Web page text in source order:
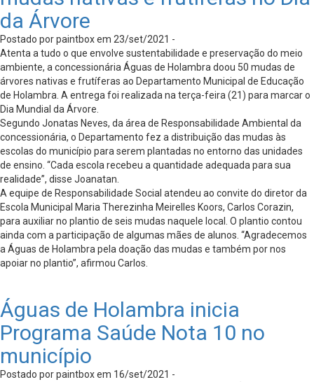
da Árvore
Postado por paintbox em 23/set/2021 -
Atenta a tudo o que envolve sustentabilidade e preservação do meio
ambiente, a concessionária Águas de Holambra doou 50 mudas de
árvores nativas e frutíferas ao Departamento Municipal de Educação
de Holambra. A entrega foi realizada na terça-feira (21) para marcar o
Dia Mundial da Árvore.
Segundo Jonatas Neves, da área de Responsabilidade Ambiental da
concessionária, o Departamento fez a distribuição das mudas às
escolas do município para serem plantadas no entorno das unidades
de ensino. “Cada escola recebeu a quantidade adequada para sua
realidade”, disse Joanatan.
A equipe de Responsabilidade Social atendeu ao convite do diretor da
Escola Municipal Maria Therezinha Meirelles Koors, Carlos Corazin,
para auxiliar no plantio de seis mudas naquele local. O plantio contou
ainda com a participação de algumas mães de alunos. “Agradecemos
a Águas de Holambra pela doação das mudas e também por nos
apoiar no plantio”, afirmou Carlos.
Águas de Holambra inicia
Programa Saúde Nota 10 no
município
Postado por paintbox em 16/set/2021 -